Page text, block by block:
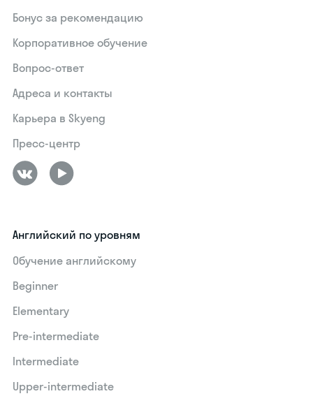
Бонус за рекомендацию
Корпоративное обучение
Вопрос-ответ
Адреса и контакты
Карьера в Skyeng
Пресс-центр
Английский по уровням
Обучение английскому
Beginner
Elementary
Pre-intermediate
Intermediate
Upper-intermediate